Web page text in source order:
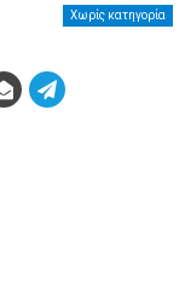
Χωρίς κατηγορία